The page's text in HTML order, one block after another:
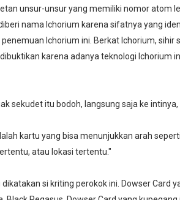
unsur-unsur yang memiliki nomor atom
nama Ichorium karena sifatnya yang
Ichorium ini. Berkat Ichorium, sihir
karena adanya teknologi Ichorium
sekudet itu bodoh, langsung saja ke
kartu yang bisa menunjukkan arah
atau lokasi tertentu."
dikatakan si kriting perokok ini. Dowser Card